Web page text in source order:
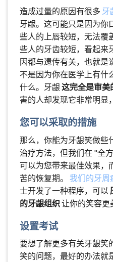
造成过量的原因有很多 牙
牙龈。这可能只是因为你
些人的上唇较短，无法覆
些人的牙齿较短，看起来
因都与遗传有关，也就是
不是因为你在医学上有什
什么。牙龈 这完全是审美
害的人却发现它非常明显
您可以采取的措施
那么，你能为牙龈笑做些
治疗方法，但我们在 "全
可以为您带来最佳效果，
苦的恢复期。 我们的牙周
士开发了一种程序，可以
的牙龈组织 让你的笑容更
设置考试
要想了解更多有关牙龈笑
笑的问题，最好的办法就